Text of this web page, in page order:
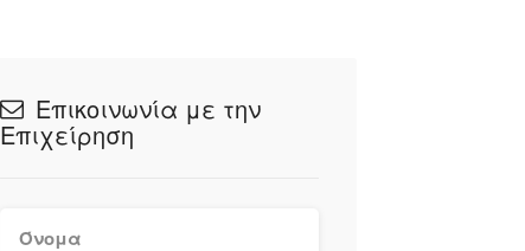
Επικοινωνία με την
Επιχείρηση